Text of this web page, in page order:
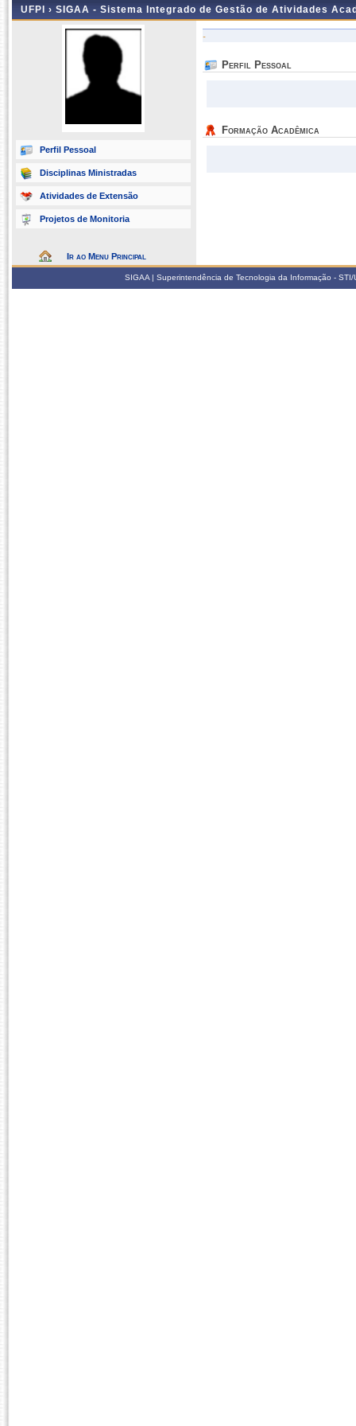
UFPI › SIGAA - Sistema Integrado de Gestão de Atividades
Perfil Pessoal
Disciplinas Ministradas
Atividades de Extensão
Projetos de Monitoria
Ir ao Menu Principal
-
Perfil Pessoal
Formação Acadêmica
SIGAA | Superintendência de Tecnologia da Informação -